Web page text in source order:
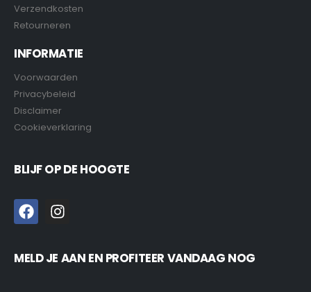
Verzendkosten
Retourneren
INFORMATIE
Voorwaarden
Privacybeleid
Disclaimer
Cookieverklaring
BLIJF OP DE HOOGTE
MELD JE AAN EN PROFITEER VANDAAG NOG